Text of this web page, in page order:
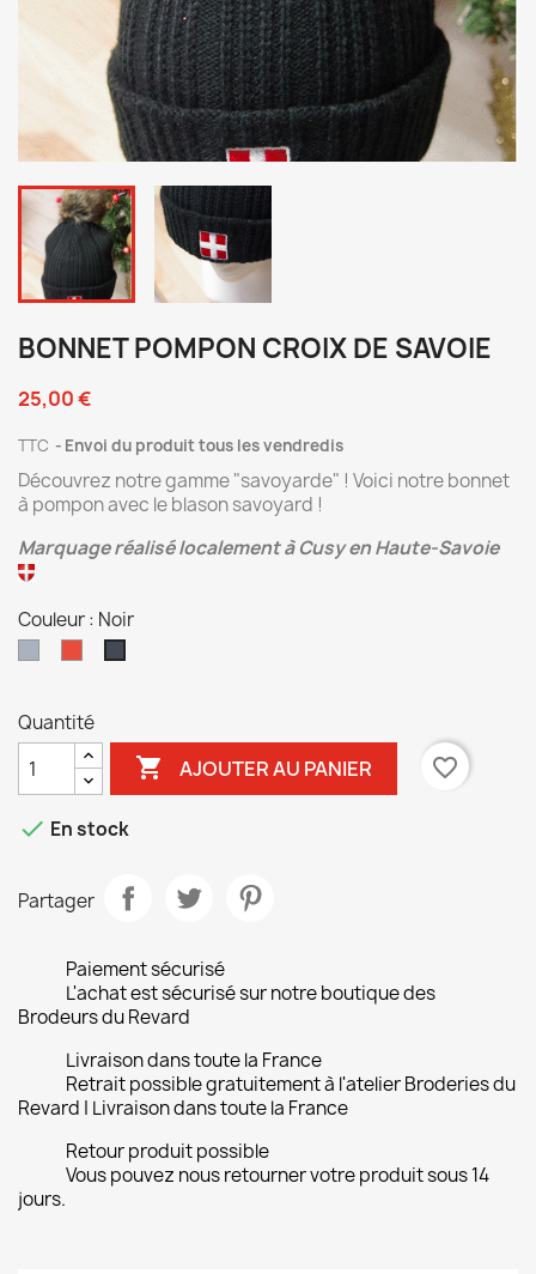
BONNET POMPON CROIX DE SAVOIE
25,00 €
TTC Envoi du produit tous les vendredis
Découvrez notre gamme "savoyarde" ! Voici notre bonnet
à pompon avec le blason savoyard !
Marquage réalisé localement à Cusy en Haute-Savoie
Couleur : Noir
Quantité
 AJOUTER AU PANIER favorite_border
 En stock
Partager
Paiement sécurisé
L'achat est sécurisé sur notre boutique des
Brodeurs du Revard
Livraison dans toute la France
Retrait possible gratuitement à l'atelier Broderies du
Revard | Livraison dans toute la France
Retour produit possible
Vous pouvez nous retourner votre produit sous 14
jours.